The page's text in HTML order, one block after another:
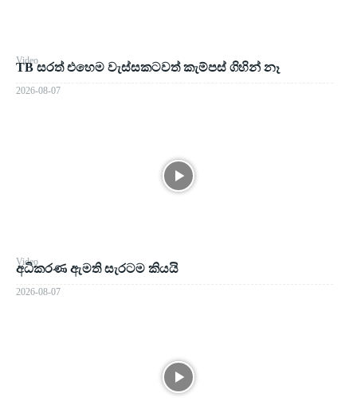
Video
TB සරත් එහෙම වැස්සකටවත් කැම්පස් ගිහින් නෑ
2026-08-07
Video
අධිකරණ ඇමති සැරටම කියයි
2026-08-07